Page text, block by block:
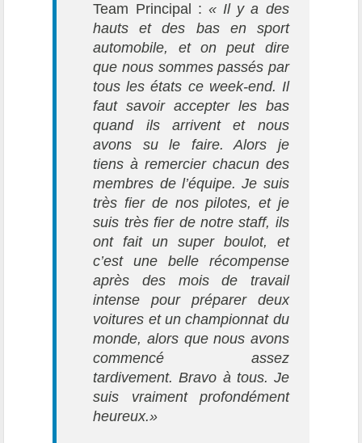
Team Principal : « Il y a des
hauts et des bas en sport
automobile, et on peut dire
que nous sommes passés par
tous les états ce week-end. Il
faut savoir accepter les bas
quand ils arrivent et nous
avons su le faire. Alors je
tiens à remercier chacun des
membres de l’équipe. Je suis
très fier de nos pilotes, et je
suis très fier de notre staff, ils
ont fait un super boulot, et
c’est une belle récompense
après des mois de travail
intense pour préparer deux
voitures et un championnat du
monde, alors que nous avons
commencé assez
tardivement. Bravo à tous. Je
suis vraiment profondément
heureux.»